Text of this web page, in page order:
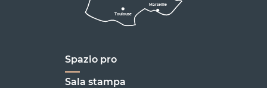
Toulouse
Marseille
Marseille
Spazio pro
Sala stampa